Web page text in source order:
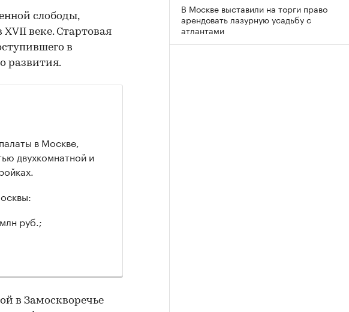
слободы,
веке. Стартовая
в
развития.
в Москве,
двухкомнатной и
руб.;
в Замоскворечье
В Москве выставили на торги право
арендовать лазурную усадьбу с
атлантами